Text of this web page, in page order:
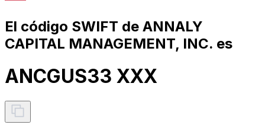
El código SWIFT de ANNALY
CAPITAL MANAGEMENT, INC. es
ANCGUS33 XXX